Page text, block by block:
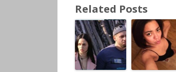
Related Posts